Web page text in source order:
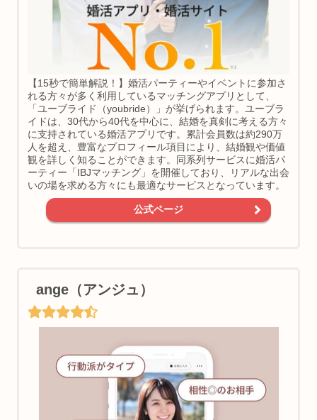
【15秒で簡単解説！】婚活パーティーやイベントに参加さ
れる方々が多く利用しているマッチングアプリとして、
「ユーブライド（youbride）」が挙げられます。ユーブラ
イドは、30代から40代を中心に、結婚を真剣に考える方々
に支持されている婚活アプリです。累計会員数は約290万
人を超え、豊富なプロフィール項目により、結婚観や価値
観を詳しく知ることができます。同系列サービスに婚活パ
ーティー「IBJマッチング」を開催しており、リアルな出会
いの場を求める方々にも最適なサービスとなっています。
公式ページ
ange（アンジュ）